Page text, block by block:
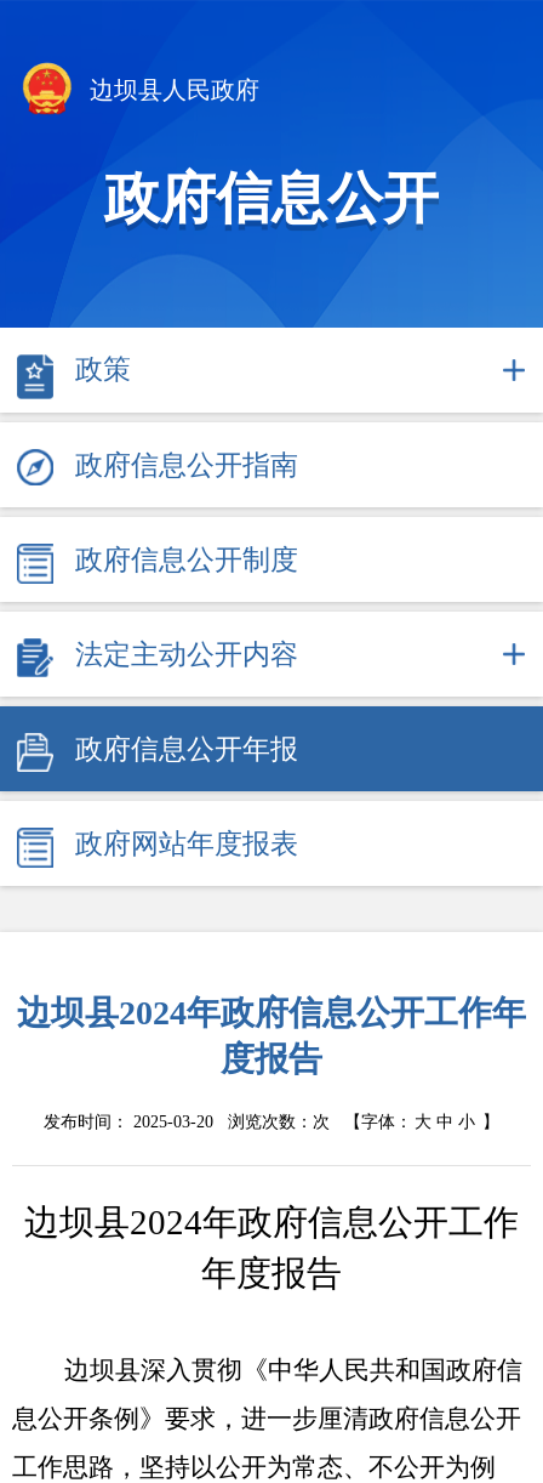
边坝县人民政府
政府信息公开
政策
政府信息公开指南
政府信息公开制度
法定主动公开内容
政府信息公开年报
政府网站年度报表
边坝县2024年政府信息公开工作年
度报告
发布时间： 2025-03-20 浏览次数： 次 【字体： 大 中 小 】
边坝县2024年政府信息公开工作
年度报告
边坝县深入贯彻《中华人民共和国政府信
息公开条例》要求，进一步厘清政府信息公开
工作思路，坚持以公开为常态、不公开为例